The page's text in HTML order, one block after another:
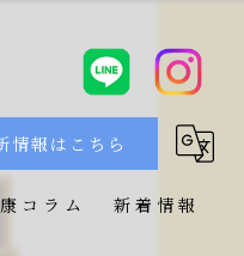
情報はこちら
コラム 新着情報